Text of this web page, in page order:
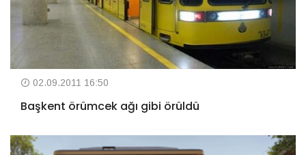
02.09.2011 16:50
Başkent örümcek ağı gibi örüldü